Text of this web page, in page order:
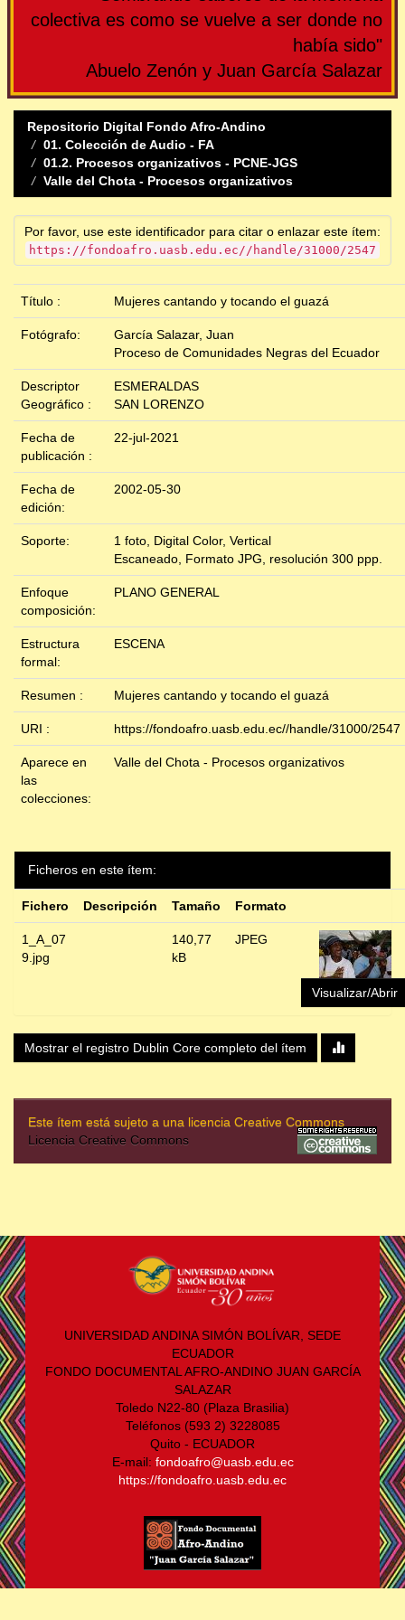
colectiva es como se vuelve a ser donde no
había sido"
Abuelo Zenón y Juan García Salazar
Repositorio Digital Fondo Afro-Andino
01. Colección de Audio - FA
01.2. Procesos organizativos - PCNE-JGS
Valle del Chota - Procesos organizativos
Por favor, use este identificador para citar o enlazar este ítem:
https://fondoafro.uasb.edu.ec//handle/31000/2547
Título : Mujeres cantando y tocando el guazá
Fotógrafo:
García Salazar, Juan
Proceso de Comunidades Negras del Ecuador
Descriptor
Geográfico :
ESMERALDAS
SAN LORENZO
Fecha de
publicación :
22-jul-2021
Fecha de
edición:
2002-05-30
Soporte:
1 foto, Digital Color, Vertical
Escaneado, Formato JPG, resolución 300 ppp.
Enfoque
composición:
PLANO GENERAL
Estructura
formal:
ESCENA
Resumen : Mujeres cantando y tocando el guazá
URI : https://fondoafro.uasb.edu.ec//handle/31000/2547
Aparece en
las
colecciones:
Valle del Chota - Procesos organizativos
Ficheros en este ítem:
Fichero Descripción Tamaño Formato
1_A_07
9.jpg
140,77
kB
JPEG
Visualizar/Abrir
Mostrar el registro Dublin Core completo del ítem
Este ítem está sujeto a una licencia Creative Commons
Licencia Creative Commons
UNIVERSIDAD ANDINA SIMÓN BOLÍVAR, SEDE
ECUADOR
FONDO DOCUMENTAL AFRO-ANDINO JUAN GARCÍA
SALAZAR
Toledo N22-80 (Plaza Brasilia)
Teléfonos (593 2) 3228085
Quito - ECUADOR
E-mail: fondoafro@uasb.edu.ec
https://fondoafro.uasb.edu.ec